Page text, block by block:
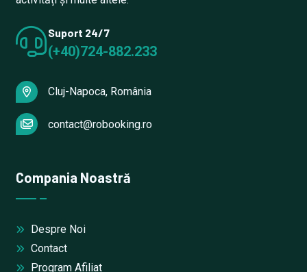
Suport 24/7
(+40)724-882.233
Cluj-Napoca, România
contact@robooking.ro
Compania Noastră
Despre Noi
Contact
Program Afiliat